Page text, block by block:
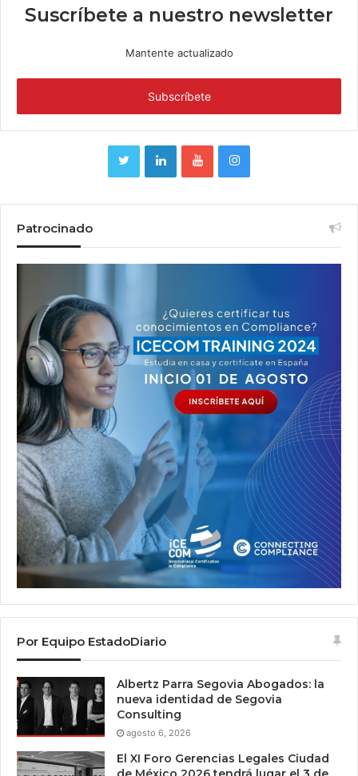
Suscríbete a nuestro newsletter
Mantente actualizado
Patrocinado
Por Equipo EstadoDiario
Albertz Parra Segovia Abogados: la
nueva identidad de Segovia
Consulting
agosto 6, 2026
El XI Foro Gerencias Legales Ciudad